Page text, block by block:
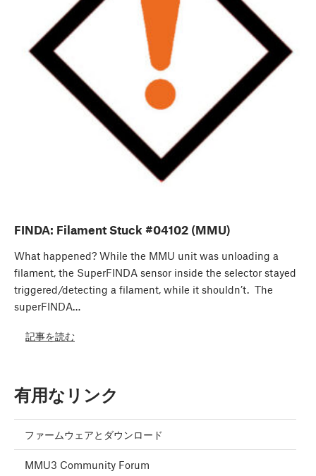
FINDA: Filament Stuck #04102 (MMU)
What happened? While the MMU unit was unloading a
filament, the SuperFINDA sensor inside the selector stayed
triggered/detecting a filament, while it shouldn’t. The
superFINDA…
記事を読む
有用なリンク
ファームウェアとダウンロード
MMU3 Community Forum